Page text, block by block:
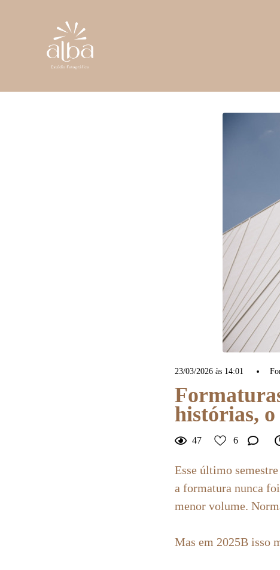
23/03/2026 às 14:01
histórias,
47 6
Esse último
a formatura nunca
menor volume.
Mas em 2025B isso